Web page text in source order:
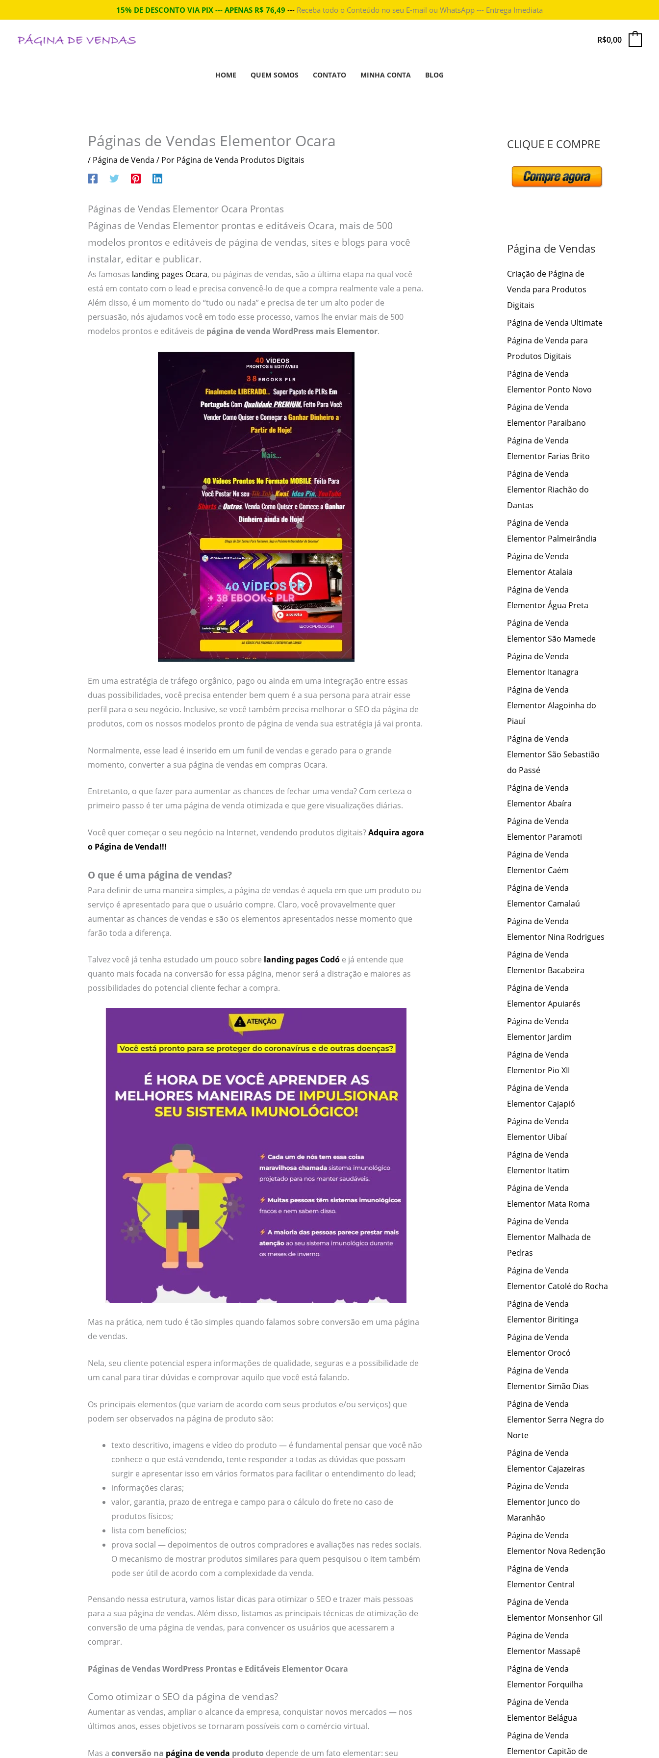
para
15% DE DESCONTO VIA PIX --- APENAS R$ 76,49 --- Receba todo o Conteúdo no seu E-mail ou WhatsApp --- Entrega Imediata
R$0,00
HOME QUEM SOMOS CONTATO MINHA CONTA BLOG
Páginas de Vendas Elementor Ocara
/ Página de Venda / Por Página de Venda Produtos Digitais
Páginas de Vendas Elementor Ocara Prontas
Páginas de Vendas Elementor prontas e editáveis Ocara, mais de 500
modelos prontos e editáveis de página de vendas, sites e blogs para você
instalar, editar e publicar.
As famosas landing pages Ocara, ou páginas de vendas, são a última etapa na qual você
está em contato com o lead e precisa convencê-lo de que a compra realmente vale a pena.
Além disso, é um momento do “tudo ou nada” e precisa de ter um alto poder de
persuasão, nós ajudamos você em todo esse processo, vamos lhe enviar mais de 500
modelos prontos e editáveis de página de venda WordPress mais Elementor.
Em uma estratégia de tráfego orgânico, pago ou ainda em uma integração entre essas
duas possibilidades, você precisa entender bem quem é a sua persona para atrair esse
perfil para o seu negócio. Inclusive, se você também precisa melhorar o SEO da página de
produtos, com os nossos modelos pronto de página de venda sua estratégia já vai pronta.
Normalmente, esse lead é inserido em um funil de vendas e gerado para o grande
momento, converter a sua página de vendas em compras Ocara.
Entretanto, o que fazer para aumentar as chances de fechar uma venda? Com certeza o
primeiro passo é ter uma página de venda otimizada e que gere visualizações diárias.
Você quer começar o seu negócio na Internet, vendendo produtos digitais?Adquira agora
o Página de Venda!!!
O que é uma página de vendas?
Para definir de uma maneira simples, a página de vendas é aquela em que um produto ou
serviço é apresentado para que o usuário compre. Claro, você provavelmente quer
aumentar as chances de vendas e são os elementos apresentados nesse momento que
farão toda a diferença.
Talvez você já tenha estudado um pouco sobre landing pages Codóe já entende que
quanto mais focada na conversão for essa página, menor será a distração e maiores as
possibilidades do potencial cliente fechar a compra.
Mas na prática, nem tudo é tão simples quando falamos sobre conversão em uma página
de vendas.
Nela, seu cliente potencial espera informações de qualidade, seguras e a possibilidade de
um canal para tirar dúvidas e comprovar aquilo que você está falando.
Os principais elementos (que variam de acordo com seus produtos e/ou serviços) que
podem ser observados na página de produto são:
texto descritivo, imagens e vídeo do produto — é fundamental pensar que você não
conhece o que está vendendo, tente responder a todas as dúvidas que possam
surgir e apresentar isso em vários formatos para facilitar o entendimento do lead;
informações claras;
valor, garantia, prazo de entrega e campo para o cálculo do frete no caso de
produtos físicos;
lista com benefícios;
prova social — depoimentos de outros compradores e avaliações nas redes sociais.
O mecanismo de mostrar produtos similares para quem pesquisou o item também
pode ser útil de acordo com a complexidade da venda.
Pensando nessa estrutura, vamos listar dicas para otimizar o SEO e trazer mais pessoas
para a sua página de vendas. Além disso, listamos as principais técnicas de otimização de
conversão de uma página de vendas, para convencer os usuários que acessarem a
comprar.
Páginas de Vendas WordPress Prontas e Editáveis Elementor Ocara
Como otimizar o SEO da página de vendas?
Aumentar as vendas, ampliar o alcance da empresa, conquistar novos mercados — nos
últimos anos, esses objetivos se tornaram possíveis com o comércio virtual.
Mas a conversão na página de venda produto depende de um fato elementar: seu
CLIQUE E COMPRE
Página de Vendas
Criação de Página de
Venda para Produtos
Digitais
Página de Venda Ultimate
Página de Venda para
Produtos Digitais
Página de Venda
Elementor Ponto Novo
Página de Venda
Elementor Paraibano
Página de Venda
Elementor Farias Brito
Página de Venda
Elementor Riachão do
Dantas
Página de Venda
Elementor Palmeirândia
Página de Venda
Elementor Atalaia
Página de Venda
Elementor Água Preta
Página de Venda
Elementor São Mamede
Página de Venda
Elementor Itanagra
Página de Venda
Elementor Alagoinha do
Piauí
Página de Venda
Elementor São Sebastião
do Passé
Página de Venda
Elementor Abaíra
Página de Venda
Elementor Paramoti
Página de Venda
Elementor Caém
Página de Venda
Elementor Camalaú
Página de Venda
Elementor Nina Rodrigues
Página de Venda
Elementor Bacabeira
Página de Venda
Elementor Apuiarés
Página de Venda
Elementor Jardim
Página de Venda
Elementor Pio XII
Página de Venda
Elementor Cajapió
Página de Venda
Elementor Uibaí
Página de Venda
Elementor Itatim
Página de Venda
Elementor Mata Roma
Página de Venda
Elementor Malhada de
Pedras
Página de Venda
Elementor Catolé do Rocha
Página de Venda
Elementor Biritinga
Página de Venda
Elementor Orocó
Página de Venda
Elementor Simão Dias
Página de Venda
Elementor Serra Negra do
Norte
Página de Venda
Elementor Cajazeiras
Página de Venda
Elementor Junco do
Maranhão
Página de Venda
Elementor Nova Redenção
Página de Venda
Elementor Central
Página de Venda
Elementor Monsenhor Gil
Página de Venda
Elementor Massapê
Página de Venda
Elementor Forquilha
Página de Venda
Elementor Belágua
Página de Venda
Elementor Capitão de
e
r
p
o
r
: